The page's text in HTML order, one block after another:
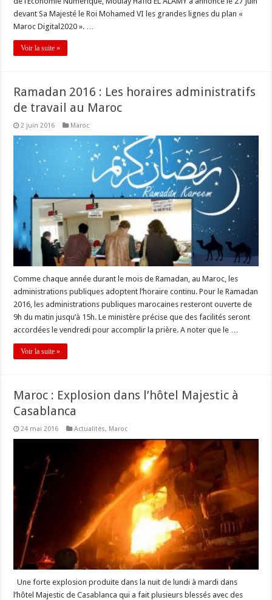
devant Sa Majesté le Roi Mohamed VI les grandes lignes du plan «
Maroc Digital2020 ». …
Voir la suite »
Ramadan 2016 : Les horaires administratifs
de travail au Maroc
2 juin 2016 Maroc
Comme chaque année durant le mois de Ramadan, au Maroc, les
administrations publiques adoptent l’horaire continu. Pour le Ramadan
2016, les administrations publiques marocaines resteront ouverte de
9h du matin jusqu’à 15h. Le ministère précise que des facilités seront
accordées le vendredi pour accomplir la prière. A noter que le …
Voir la suite »
Maroc : Explosion dans l’hôtel Majestic à
Casablanca
24 mai 2016 Actualités, Maroc
Une forte explosion produite dans la nuit de lundi à mardi dans
l’hôtel Majestic de Casablanca qui a fait plusieurs blessés avec des